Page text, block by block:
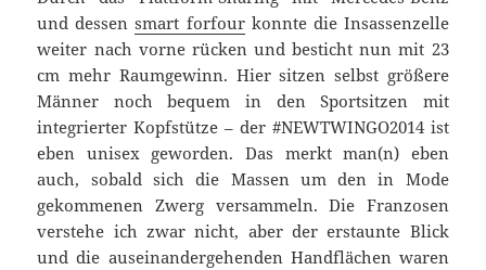
und dessensmart forfourkonnte die Insassenzelle
weiter nach vorne rücken und besticht nun mit 23
cm mehr Raumgewinn. Hier sitzen selbst größere
Männer noch bequem in den Sportsitzen mit
integrierter Kopfstütze – der #NEWTWINGO2014 ist
eben unisex geworden. Das merkt man(n) eben
auch, sobald sich die Massen um den in Mode
gekommenen Zwerg versammeln. Die Franzosen
verstehe ich zwar nicht, aber der erstaunte Blick
und die auseinandergehenden Handflächen waren